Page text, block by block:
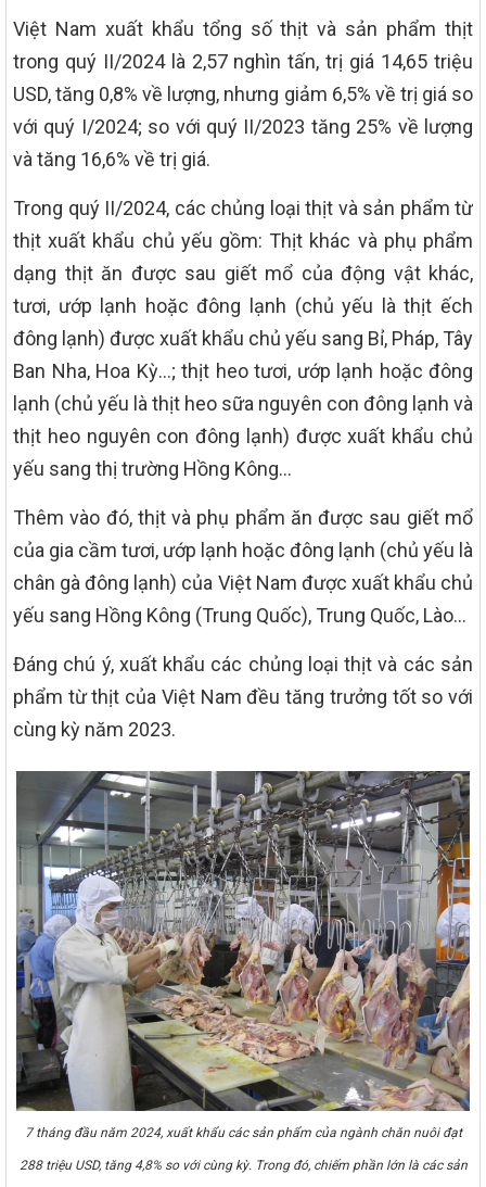
Việt Nam xuất khẩu tổng số thịt và sản phẩm thịt
trong quý II/2024 là 2,57 nghìn tấn, trị giá 14,65 triệu
USD, tăng 0,8% về lượng, nhưng giảm 6,5% về trị giá so
với quý I/2024; so với quý II/2023 tăng 25% về lượng
và tăng 16,6% về trị giá.
Trong quý II/2024, các chủng loại thịt và sản phẩm từ
thịt xuất khẩu chủ yếu gồm: Thịt khác và phụ phẩm
dạng thịt ăn được sau giết mổ của động vật khác,
tươi, ướp lạnh hoặc đông lạnh (chủ yếu là thịt ếch
đông lạnh) được xuất khẩu chủ yếu sang Bỉ, Pháp, Tây
Ban Nha, Hoa Kỳ…; thịt heo tươi, ướp lạnh hoặc đông
lạnh (chủ yếu là thịt heo sữa nguyên con đông lạnh và
thịt heo nguyên con đông lạnh) được xuất khẩu chủ
yếu sang thị trường Hồng Kông…
Thêm vào đó, thịt và phụ phẩm ăn được sau giết mổ
của gia cầm tươi, ướp lạnh hoặc đông lạnh (chủ yếu là
chân gà đông lạnh) của Việt Nam được xuất khẩu chủ
yếu sang Hồng Kông (Trung Quốc), Trung Quốc, Lào…
Đáng chú ý, xuất khẩu các chủng loại thịt và các sản
phẩm từ thịt của Việt Nam đều tăng trưởng tốt so với
cùng kỳ năm 2023.
7 tháng đầu năm 2024, xuất khẩu các sản phẩm của ngành chăn nuôi đạt
288 triệu USD, tăng 4,8% so với cùng kỳ. Trong đó, chiếm phần lớn là các sản